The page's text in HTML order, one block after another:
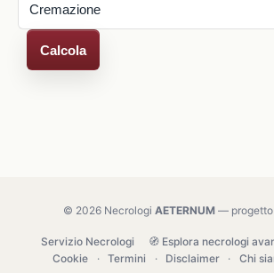
Calcola
© 2026 Necrologi AETERNUM— progetto
Servizio Necrologi 🧭 Esplora necrologi
Cookie
· Termini · Disclaimer · Chi